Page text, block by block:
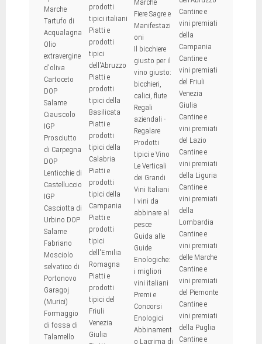
Marche
Tartufo di
Acqualagna
Olio
extravergine
d'oliva
Cartoceto
DOP
Salame
Ciauscolo
IGP
Prosciutto
di Carpegna
DOP
Lenticchie di
Castelluccio
IGP
Casciotta di
Urbino DOP
Salame
Fabriano
Mosciolo
selvatico di
Portonovo
Garagoj
(Murici)
Formaggio
di fossa di
Talamello
prodotti
tipici italiani
Piatti e
prodotti
tipici
dell'Abruzzo
Piatti e
prodotti
tipici della
Basilicata
Piatti e
prodotti
tipici della
Calabria
Piatti e
prodotti
tipici della
Campania
Piatti e
prodotti
tipici
dell'Emilia
Romagna
Piatti e
prodotti
tipici del
Friuli
Venezia
Giulia
Marche
Fiere Sagre e
Manifestazi
oni
Il bicchiere
giusto per il
vino giusto:
bicchieri,
calici, flute
Regali
aziendali -
Regalare
Prodotti
tipici e Vino
Le Verticali
dei Grandi
Vini Italiani
I vini da
abbinare al
pesce
Guida alle
Guide
Enologiche:
i migliori
vini italiani
Premi e
Concorsi
Enologici
Abbinament
o Lacrima di
Cantine e
vini premiati
della
Campania
Cantine e
vini premiati
del Friuli
Venezia
Giulia
Cantine e
vini premiati
del Lazio
Cantine e
vini premiati
della Liguria
Cantine e
vini premiati
della
Lombardia
Cantine e
vini premiati
delle Marche
Cantine e
vini premiati
del Piemonte
Cantine e
vini premiati
della Puglia
Cantine e